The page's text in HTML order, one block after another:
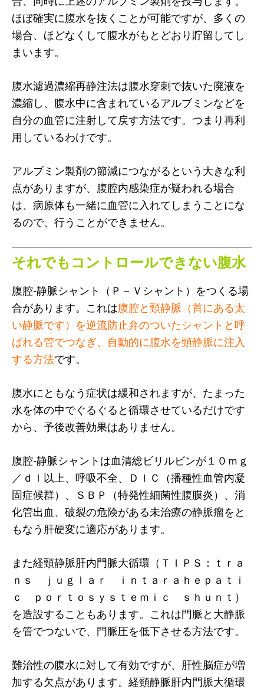
ほぼ確実に腹水を抜くことが可能ですが、多くの
場合、ほどなくして腹水がもとどおり貯留してし
まいます。
腹水濾過濃縮再静注法は腹水穿刺で抜いた廃液を
濃縮し、腹水中に含まれているアルブミンなどを
自分の血管に注射して戻す方法です。つまり再利
用しているわけです。
アルブミン製剤の節減につながるという大きな利
点がありますが、腹腔内感染症が疑われる場合
は、病原体も一緒に血管に入れてしまうことにな
るので、行うことができません。
それでもコントロールできない腹水
腹腔-静脈シャント（Ｐ－Ｖシャント）をつくる場
合があります。これは腹腔と頸静脈（首にある太
い静脈です）を逆流防止弁のついたシャントと呼
ばれる管でつなぎ、自動的に腹水を頸静脈に注入
する方法です。
腹水にともなう症状は緩和されますが、たまった
水を体の中でぐるぐると循環させているだけです
から、予後改善効果はありません。
腹腔-静脈シャントは血清総ビリルビンが１０ｍｇ
／ｄｌ以上、呼吸不全、ＤＩＣ（播種性血管内凝
固症候群）、ＳＢＰ（特発性細菌性腹膜炎）、消
化管出血、破裂の危険がある未治療の静脈瘤をと
もなう肝硬変に適応があります。
また経頸静脈肝内門脈大循環（ＴＩＰＳ：ｔｒａ
ｎｓ ｊｕｇｌａｒ ｉｎｔａｒａｈｅｐａｔｉ
ｃ ｐｏｒｔｏｓｙｓｔｅｍｉｃ ｓｈｕｎｔ）
を造設することもあります。これは門脈と大静脈
を管でつないで、門脈圧を低下させる方法です。
難治性の腹水に対して有効ですが、肝性脳症が増
加する欠点があります。経頸静脈肝内門脈大循環